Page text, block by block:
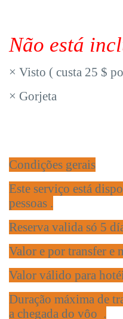
Não está
× Visto ( custa 25 $
× Gorjeta
Condições gerais
Este serviço está
pessoas .
Reserva valida só 5
Valor e por transfer e
Valor válido para
Duração máxima de
a chegada do vôo .